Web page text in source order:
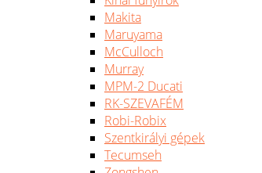
Makita
Maruyama
McCulloch
Murray
MPM-2 Ducati
RK-SZEVAFÉM
Robi-Robix
Szentkirályi gépek
Tecumseh